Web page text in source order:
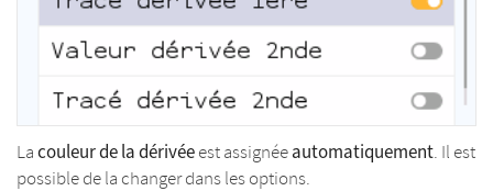
Lacouleur de la dérivéeest assignéeautomatiquement. Il est
possible de la changer dans les options.